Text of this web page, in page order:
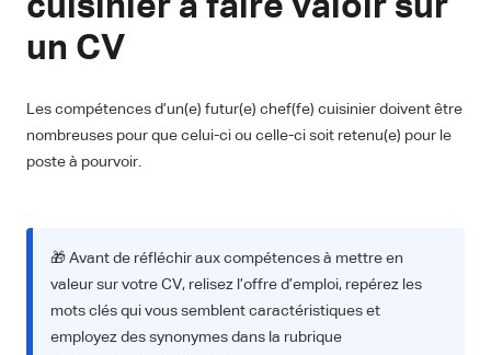
cuisinier à faire valoir sur
un CV
Les compétences d’un(e) futur(e) chef(fe) cuisinier doivent être
nombreuses pour que celui-ci ou celle-ci soit retenu(e) pour le
poste à pourvoir.
🎁 Avant de réfléchir aux compétences à mettre en
valeur sur votre CV, relisez l’offre d’emploi, repérez les
mots clés qui vous semblent caractéristiques et
employez des synonymes dans la rubrique